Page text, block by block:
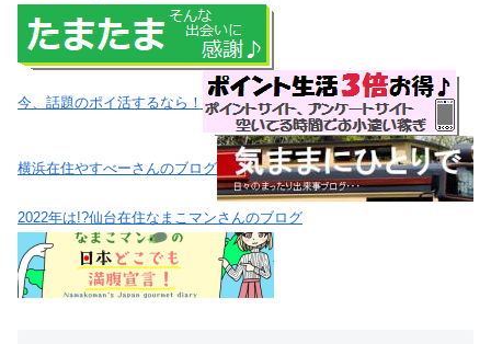
今、話題のポイ活するなら！
横浜在住やすべーさんのブログ
2022年は!?仙台在住なまこマンさんのブログ